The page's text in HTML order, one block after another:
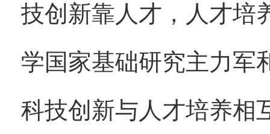
技创新靠人才，人才培
学国家基础研究主力军
科技创新与人才培养相